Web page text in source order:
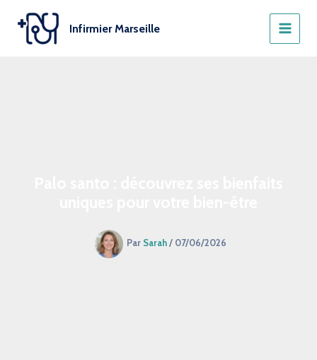
contenu
Infirmier Marseille
Par Sarah/ 07/06/2026